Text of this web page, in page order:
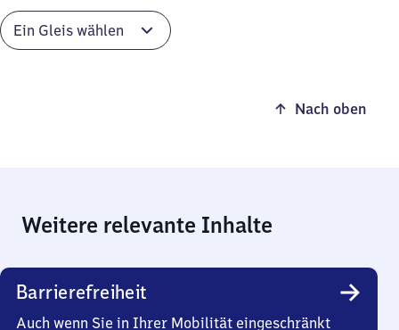
Nach oben
Weitere relevante Inhalte
Barrierefreiheit
Auch wenn Sie in Ihrer Mobilität eingeschränkt